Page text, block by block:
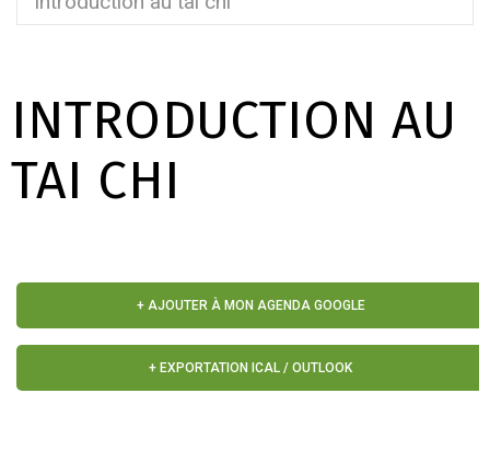
INTRODUCTION AU
TAI CHI
+ AJOUTER À MON AGENDA GOOGLE
+ EXPORTATION ICAL / OUTLOOK